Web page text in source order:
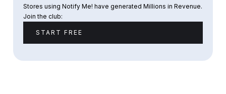
Stores using Notify Me! have generated Millions in Revenue.
Join the club:
START FREE